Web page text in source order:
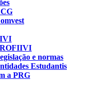
e normas
Estudantis
a PRG